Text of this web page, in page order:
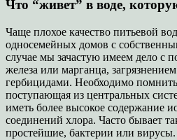
Что “живет” в воде,
Чаще плохое качество питьевой
односемейных домов с
случае мы зачастую имеем дело с
железа или марганца,
гербицидами. Необходимо
поступающая из центральных
иметь более высокое содержание
соединений хлора. Часто бывает
простейшие, бактерии или вирусы.